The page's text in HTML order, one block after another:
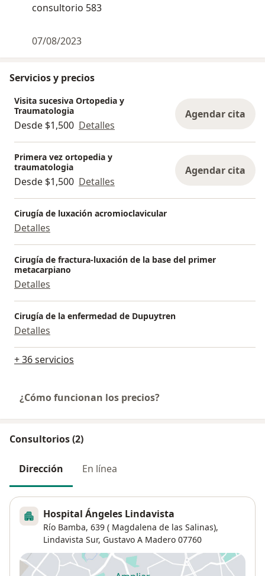
consultorio 583
07/08/2023
Servicios y precios
Visita sucesiva Ortopedia y
Traumatologia
Desde $1,500 Detalles
Agendar cita
Primera vez ortopedia y
traumatologia
Desde $1,500 Detalles
Agendar cita
Cirugía de luxación acromioclavicular
Detalles
Cirugía de fractura-luxación de la base del primer
metacarpiano
Detalles
Cirugía de la enfermedad de Dupuytren
Detalles
+ 36 servicios
¿Cómo funcionan los precios?
Consultorios (2)
Dirección En línea
Hospital Ángeles Lindavista
Río Bamba, 639 ( Magdalena de las Salinas),
Lindavista Sur, Gustavo A Madero 07760